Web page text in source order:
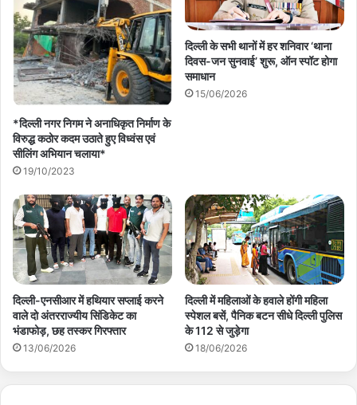
*दिल्ली नगर निगम ने अनाधिकृत निर्माण के
विरुद्ध कठोर कदम उठाते हुए विध्वंस एवं
सीलिंग अभियान चलाया*
19/10/2023
दिल्ली के सभी थानों में हर शनिवार ‘थाना
दिवस-जन सुनवाई’ शुरू, ऑन स्पॉट होगा
समाधान
15/06/2026
दिल्ली-एनसीआर में हथियार सप्लाई करने
वाले दो अंतरराज्यीय सिंडिकेट का
भंडाफोड़, छह तस्कर गिरफ्तार
13/06/2026
दिल्ली में महिलाओं के हवाले होंगी महिला
स्पेशल बसें, पैनिक बटन सीधे दिल्ली पुलिस
के 112 से जुड़ेगा
18/06/2026